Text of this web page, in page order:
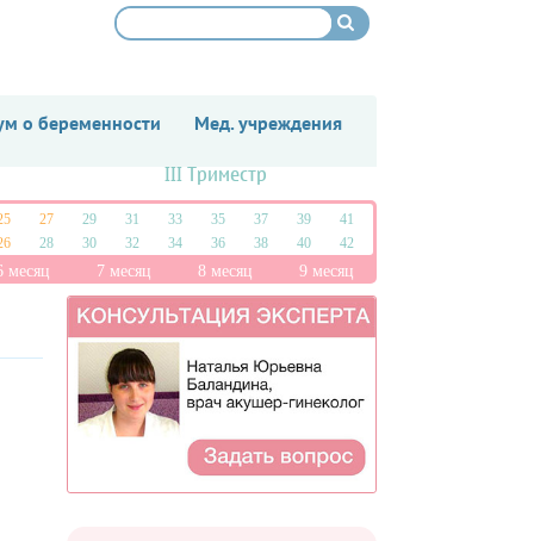
о беременности Мед. учреждения
III Триместр
27 29 31 33 35 37 39
41
28 30 32 34 36 38 40 42
месяц 7 месяц 8 месяц 9 месяц